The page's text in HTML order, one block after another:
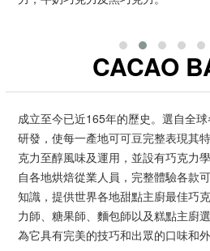
CACAO
成立至今已近165年的歷史。選自全
研發，使每一產地可可豆完整表現其
克力至醇風味及運用，並設有巧克力
自各地烘焙從業人員，完整體驗各款
知識，提供世界各地甜點主廚最佳巧
力師、糖果師、麵包師以及糕點主廚
為它具有完美的技巧和出眾的口味和外